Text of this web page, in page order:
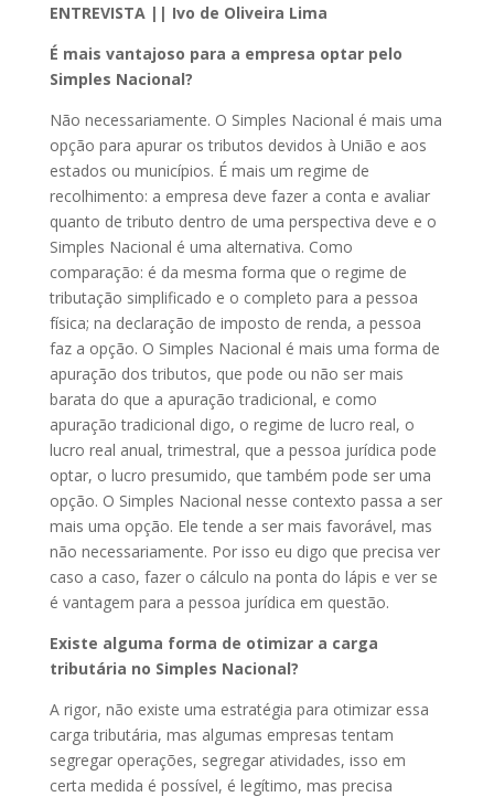
ENTREVISTA || Ivo de Oliveira Lima
É mais vantajoso para a empresa optar pelo
Simples Nacional?
Não necessariamente. O Simples Nacional é mais uma
opção para apurar os tributos devidos à União e aos
estados ou municípios. É mais um regime de
recolhimento: a empresa deve fazer a conta e avaliar
quanto de tributo dentro de uma perspectiva deve e o
Simples Nacional é uma alternativa. Como
comparação: é da mesma forma que o regime de
tributação simplificado e o completo para a pessoa
física; na declaração de imposto de renda, a pessoa
faz a opção. O Simples Nacional é mais uma forma de
apuração dos tributos, que pode ou não ser mais
barata do que a apuração tradicional, e como
apuração tradicional digo, o regime de lucro real, o
lucro real anual, trimestral, que a pessoa jurídica pode
optar, o lucro presumido, que também pode ser uma
opção. O Simples Nacional nesse contexto passa a ser
mais uma opção. Ele tende a ser mais favorável, mas
não necessariamente. Por isso eu digo que precisa ver
caso a caso, fazer o cálculo na ponta do lápis e ver se
é vantagem para a pessoa jurídica em questão.
Existe alguma forma de otimizar a carga
tributária no Simples Nacional?
A rigor, não existe uma estratégia para otimizar essa
carga tributária, mas algumas empresas tentam
segregar operações, segregar atividades, isso em
certa medida é possível, é legítimo, mas precisa